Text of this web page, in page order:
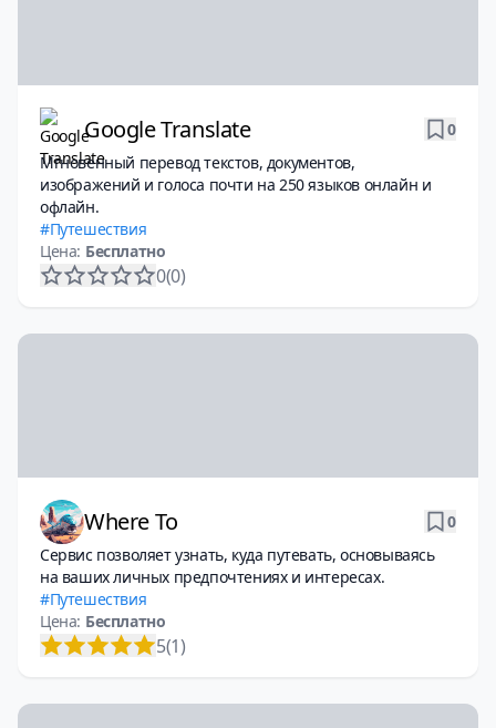
Google Translate
0
Мгновенный перевод текстов, документов,
изображений и голоса почти на 250 языков онлайн и
офлайн.
Путешествия
Цена: Бесплатно
0(0)
Where To
0
Сервис позволяет узнать, куда путевать, основываясь
на ваших личных предпочтениях и интересах.
Путешествия
Цена: Бесплатно
5(1)